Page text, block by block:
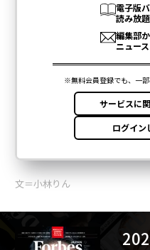
文＝小林りん